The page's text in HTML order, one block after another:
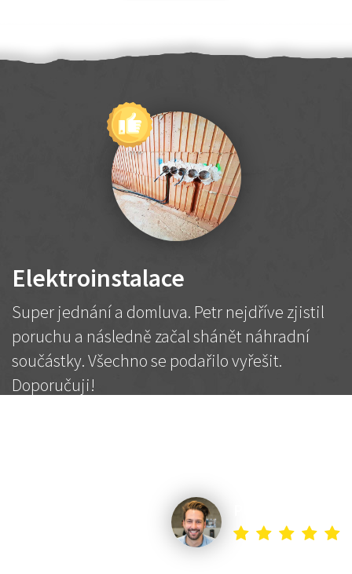
Elektroinstalace
Super jednání a domluva. Petr nejdříve zjistil
poruchu a následně začal shánět náhradní
součástky. Všechno se podařilo vyřešit.
Doporučuji!